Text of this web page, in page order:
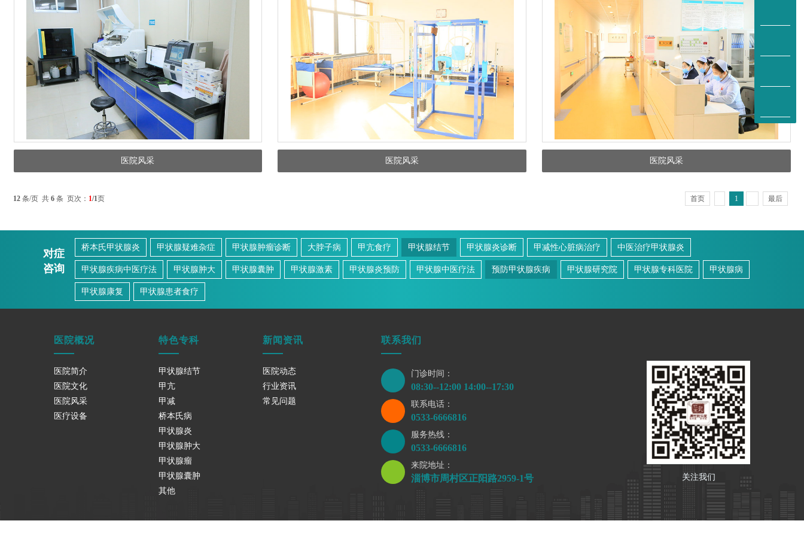
医院风采 医院风采 医院风采
12 条/页 共 6 条 页次： 1/1页 首页 1 最后
对症
咨询
桥本氏甲状腺炎 甲状腺疑难杂症 甲状腺肿瘤诊断 大脖子病 甲亢食疗 甲状腺结节 甲状腺炎诊断 甲减性心脏病治疗 中医治疗甲状腺炎
甲状腺疾病中医疗法 甲状腺肿大 甲状腺囊肿 甲状腺激素 甲状腺炎预防 甲状腺中医疗法 预防甲状腺疾病 甲状腺研究院 甲状腺专科医院 甲状腺病
甲状腺康复 甲状腺患者食疗
医院概况
医院简介
医院文化
医院风采
医疗设备
特色专科
甲状腺结节
甲亢
甲减
桥本氏病
甲状腺炎
甲状腺肿大
甲状腺瘤
甲状腺囊肿
其他
新闻资讯
医院动态
行业资讯
常见问题
关注我们
联系我们
门诊时间：
08:30--12:00 14:00--17:30
联系电话：
0533-6666816
服务热线：
0533-6666816
来院地址：
淄博市周村区正阳路2959-1号